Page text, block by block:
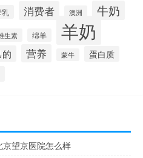
乳 消费者 澳洲 牛奶
生素 绵羊 羊奶
的 营养 蒙牛 蛋白质
望京医院怎么样